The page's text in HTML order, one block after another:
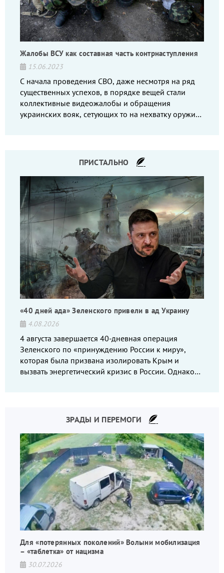
Жалобы ВСУ как составная часть контрнаступления
15.06.2023
С начала проведения СВО, даже несмотря на ряд
существенных успехов, в порядке вещей стали
коллективные видеожалобы и обращения
украинских вояк, сетующих то на нехватку оружия,
ПРИСТАЛЬНО
«40 дней ада» Зеленского привели в ад Украину
4.08.2026
4 августа завершается 40-дневная операция
Зеленского по «принуждению России к миру»,
которая была призвана изолировать Крым и
вызвать энергетический кризис в России. Однако
ЗРАДЫ И ПЕРЕМОГИ
Для «потерянных поколений» Волыни мобилизация
– «таблетка» от нацизма
30.07.2026